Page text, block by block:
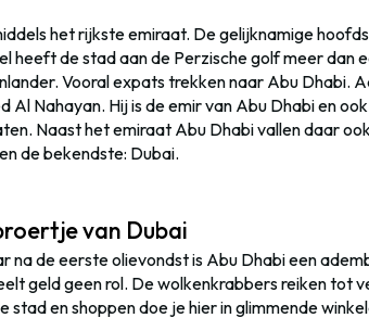
het rijkste emiraat. De gelijknamige
heeft de stad aan de Perzische golf meer dan
Vooral expats trekken naar Abu Dhabi.
Al Nahayan. Hij is de emir van Abu Dhabi en
Naast het emiraat Abu Dhabi vallen daar
de bekendste: Dubai.
van Dubai
na de eerste olievondst is Abu Dhabi een
geld geen rol. De wolkenkrabbers reiken tot
stad en shoppen doe je hier in glimmende